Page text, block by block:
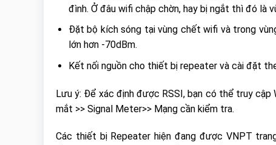
đình. Ở đâu wifi chập chờn, hay bị ngắt thì đó là
Đặt bộ kích sóng tại vùng chết wifi và trong
lớn hơn -70dBm.
Kết nối nguồn cho thiết bị repeater và cài đặt
Lưu ý: Để xác định được RSSI, bạn có thể truy
mắt >> Signal Meter>> Mạng cần kiểm tra.
Các thiết bị Repeater hiện đang được VNPT